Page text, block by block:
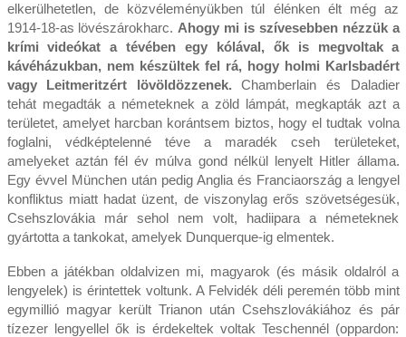
elkerülhetetlen, de közvéleményükben túl élénken élt még az
1914-18-as lövészárokharc. Ahogy mi is szívesebben nézzük a
krími videókat a tévében egy kólával, ők is megvoltak a
kávéházukban, nem készültek fel rá, hogy holmi Karlsbadért
vagy Leitmeritzért lövöldözzenek. Chamberlain és Daladier
tehát megadták a németeknek a zöld lámpát, megkapták azt a
területet, amelyet harcban korántsem biztos, hogy el tudtak volna
foglalni, védképtelenné téve a maradék cseh területeket,
amelyeket aztán fél év múlva gond nélkül lenyelt Hitler állama.
Egy évvel München után pedig Anglia és Franciaország a lengyel
konfliktus miatt hadat üzent, de viszonylag erős szövetségesük,
Csehszlovákia már sehol nem volt, hadiipara a németeknek
gyártotta a tankokat, amelyek Dunquerque-ig elmentek.
Ebben a játékban oldalvizen mi, magyarok (és másik oldalról a
lengyelek) is érintettek voltunk. A Felvidék déli peremén több mint
egymillió magyar került Trianon után Csehszlovákiához és pár
tízezer lengyellel ők is érdekeltek voltak Teschennél (oppardon: